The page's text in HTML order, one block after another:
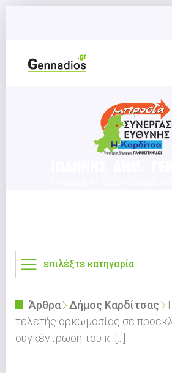
επιλέξτε κατηγορία
Άρθρα Δήμος Καρδίτσας
τελετής ορκωμοσίας σε
συγκέντρωση του κ. [...]